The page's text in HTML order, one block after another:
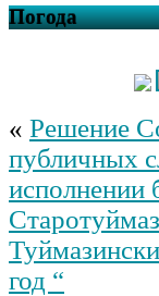
Погода
« Решение
публичных
исполнении
год “